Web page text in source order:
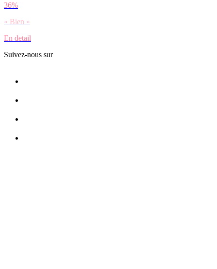
36%
« Bien »
En detail
Suivez-nous sur